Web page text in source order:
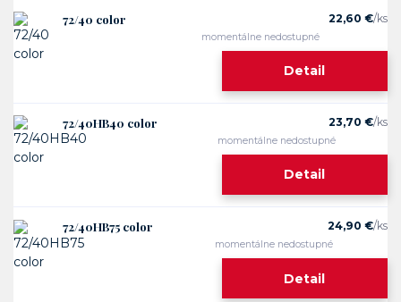
72/40 color 22,60 €/ks
momentálne nedostupné
Detail
72/40HB40 color 23,70 €/ks
momentálne nedostupné
Detail
72/40HB75 color 24,90 €/ks
momentálne nedostupné
Detail